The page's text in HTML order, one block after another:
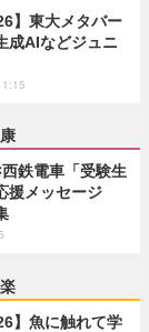
】東大メタバー
成AIなどジュニ
鉄電車「受験生
援メッセージ
】魚に触れて学